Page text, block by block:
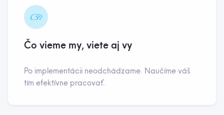
Čo vieme my, viete aj vy
Po implementácii neodchádzame. Naučíme váš
tím efektívne pracovať.